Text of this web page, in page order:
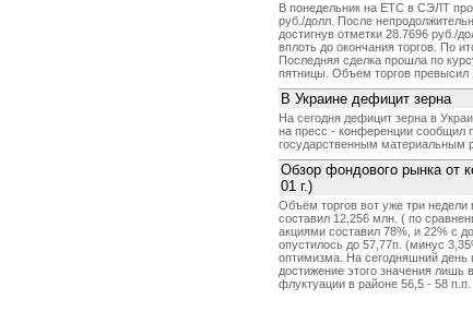
В понедельник на ЕТС в СЭЛТ
руб./долл. После
достигнув отметки 28.7696 руб./
вплоть до окончания торгов. По
Последняя сделка прошла по
пятницы. Объем торгов превысил
В Украине дефицит зерна
На сегодня дефицит зерна в
на пресс - конференции сообщил
государственным материальным
Обзор фондового рынка от
01 г.)
Объём торгов вот уже три
составил 12,256 млн. ( по
акциями составил 78%, и 22% с
опустилось до 57,77п. (минус
оптимизма. На сегодняшний день
достижение этого значения
флуктуации в районе 56,5 - 58 п.п.